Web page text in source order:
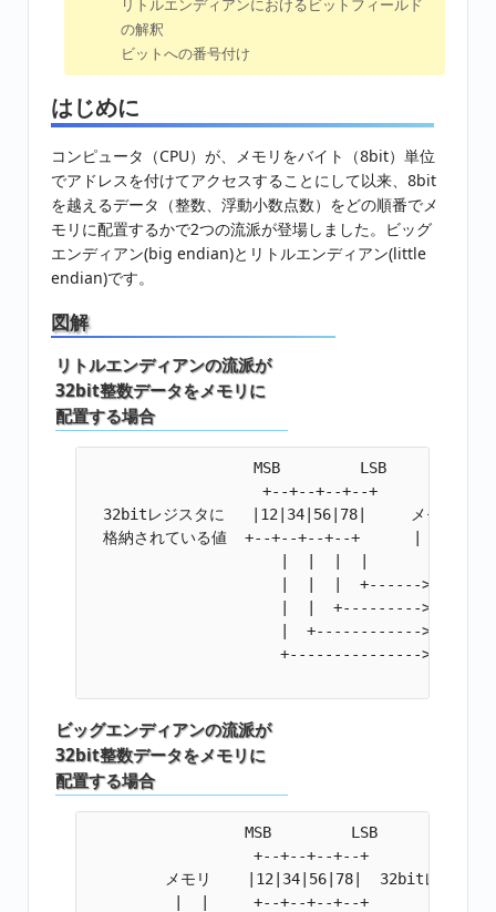
リトルエンディアンにおけるビットフィールド
の解釈
ビットへの番号付け
はじめに
コンピュータ（CPU）が、メモリをバイト（8bit）単位
でアドレスを付けてアクセスすることにして以来、8bit
を越えるデータ（整数、浮動小数点数）をどの順番でメ
モリに配置するかで2つの流派が登場しました。ビッグ
エンディアン(big endian)とリトルエンディアン(little
endian)です。
図解
リトルエンディアンの流派が
32bit整数データをメモリに
配置する場合
                   MSB         LSB
                    +--+--+--+--+
  32bitレジスタに   |12|34|56|78|     メモリ
  格納されている値  +--+--+--+--+      |  |
                      |  |  |  +------>|78|  a
|  |  +--------->|56|
|  +------------>|34|
+--------------->|12|
ビッグエンディアンの流派が
32bit整数データをメモリに
配置する場合
                  MSB         LSB
                   +--+--+--+--+
メモリ    |12|34|56|78|  32bitレジ
          |  |     +--+--+--+--+